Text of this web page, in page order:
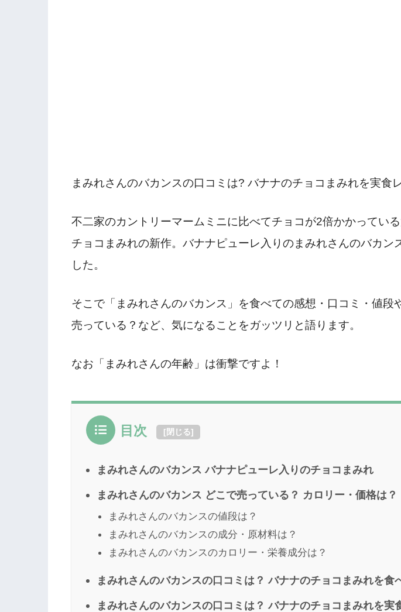
まみれさんのバカンスの口コミは? バナナのチョコまみれを実食
不二家のカントリーマームミニに比べてチョコが2倍かかってい
チョコまみれの新作。バナナピューレ入りのまみれさんのバカン
した。
そこで「まみれさんのバカンス」を食べての感想・口コミ・値段
売っている？など、気になることをガッツリと語ります。
なお「まみれさんの年齢」は衝撃ですよ！
目次 [閉じる]
まみれさんのバカンス バナナピューレ入りのチョコまみれ
まみれさんのバカンス どこで売っている？ カロリー・価格は？
まみれさんのバカンスの値段は？
まみれさんのバカンスの成分・原材料は？
まみれさんのバカンスのカロリー・栄養成分は？
まみれさんのバカンスの口コミは？ バナナのチョコまみれを食
まみれさんのバカンスの口コミは？ バナナのチョコまみれを実